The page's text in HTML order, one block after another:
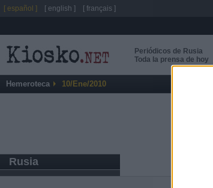
Periódicos de Rusia
Toda la prensa de hoy
Hemeroteca 10/Ene/2010
Rusia
[ español ] [ english ] [ français ]